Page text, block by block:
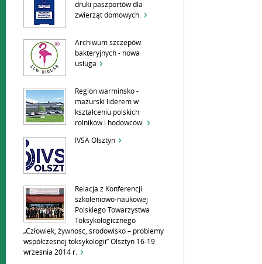
druki paszportów dla
zwierząt domowych.
Archiwum szczepów
bakteryjnych - nowa
usługa
Region warmińsko -
mazurski liderem w
kształceniu polskich
rolników i hodowców.
IVSA Olsztyn
Relacja z Konferencji
szkoleniowo-naukowej
Polskiego Towarzystwa
Toksykologicznego
„Człowiek, żywność, środowisko – problemy
współczesnej toksykologii” Olsztyn 16-19
września 2014 r.